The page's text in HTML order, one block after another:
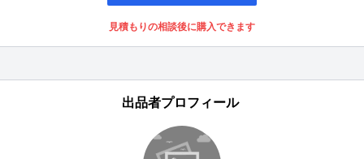
見積もりの相談後に購入できます
出品者プロフィール